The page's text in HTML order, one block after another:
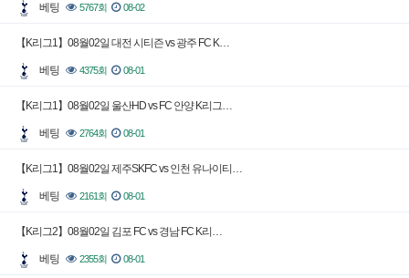
베팅 5767회 08-02
【K리그1】08월02일 대전 시티즌 vs 광주 FC K…
베팅 4375회 08-01
【K리그1】08월02일 울산HD vs FC 안양 K리그…
베팅 2764회 08-01
【K리그1】08월02일 제주SKFC vs 인천 유나이티…
베팅 2161회 08-01
【K리그2】08월02일 김포 FC vs 경남 FC K리…
베팅 2355회 08-01